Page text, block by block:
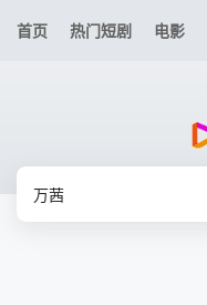
首页 热门短剧 电影